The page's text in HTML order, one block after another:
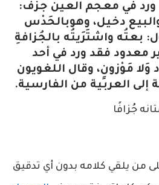
ورد في معجم العين جزف:
دخيل، وهوبالحَدْس
بعتُه واشتَرَيتُه بالجُزافةِ
معدود فقد ورد في أحد
مَوْزونٍ، وقال اللغويون
إلى العربية من الفارسية.
جُزافًا
من يلقي كلامه بدون أي تدقيق